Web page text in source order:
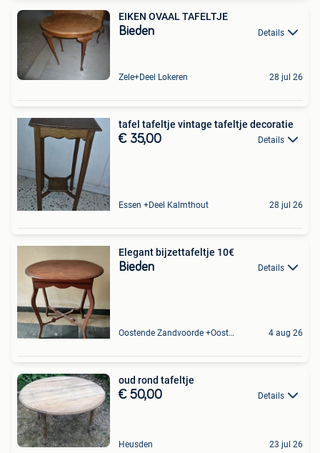
EIKEN OVAAL TAFELTJE
Bieden Details
Zele+Deel Lokeren 28 jul 26
tafel tafeltje vintage tafeltje decoratie
€ 35,00 Details
Essen +Deel Kalmthout 28 jul 26
Elegant bijzettafeltje 10€
Bieden Details
Oostende Zandvoorde +Oostende 4 aug 26
oud rond tafeltje
€ 50,00 Details
Heusden 23 jul 26